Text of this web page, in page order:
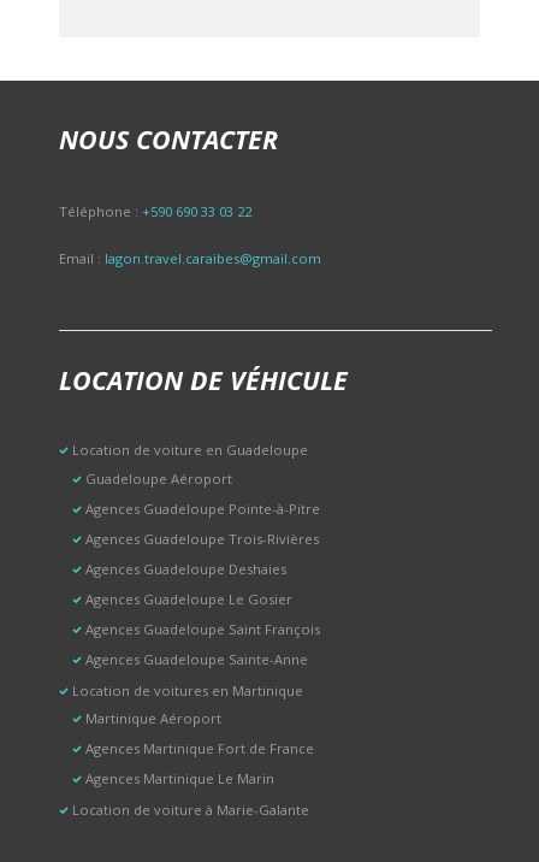
NOUS CONTACTER
Téléphone : +590 690 33 03 22
Email : lagon.travel.caraibes@gmail.com
LOCATION DE VÉHICULE
Location de voiture en Guadeloupe
Guadeloupe Aéroport
Agences Guadeloupe Pointe-à-Pitre
Agences Guadeloupe Trois-Rivières
Agences Guadeloupe Deshaies
Agences Guadeloupe Le Gosier
Agences Guadeloupe Saint François
Agences Guadeloupe Sainte-Anne
Location de voitures en Martinique
Martinique Aéroport
Agences Martinique Fort de France
Agences Martinique Le Marin
Location de voiture à Marie-Galante